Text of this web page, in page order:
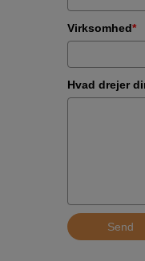
Virksomhed*
Hvad drejer
Send